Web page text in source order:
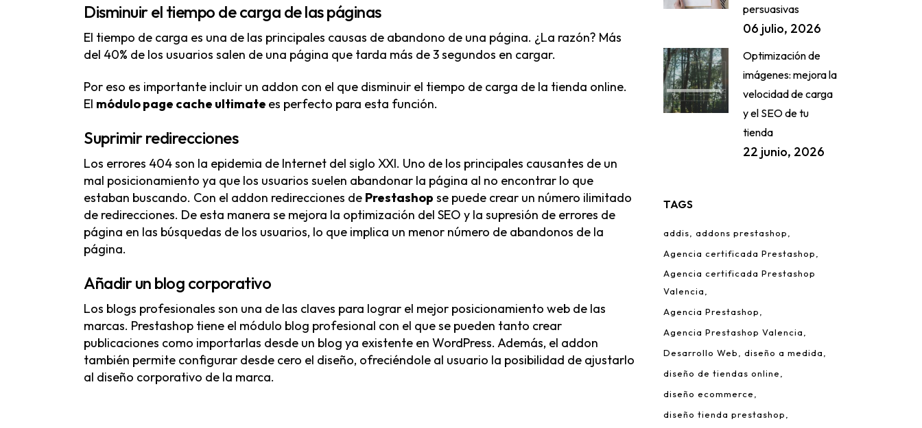
Disminuir el tiempo de carga de las páginas
El tiempo de carga es una de las principales causas de abandono de una página. ¿La razón? Más
del 40% de los usuarios salen de una página que tarda más de 3 segundos en cargar.
Por eso es importante incluir un addon con el que disminuir el tiempo de carga de la tienda online.
El módulo page cache ultimate es perfecto para esta función.
Suprimir redirecciones
Los errores 404 son la epidemia de Internet del siglo XXI. Uno de los principales causantes de un
mal posicionamiento ya que los usuarios suelen abandonar la página al no encontrar lo que
estaban buscando. Con el addon redirecciones de Prestashop se puede crear un número ilimitado
de redirecciones. De esta manera se mejora la optimización del SEO y la supresión de errores de
página en las búsquedas de los usuarios, lo que implica un menor número de abandonos de la
página.
Añadir un blog corporativo
Los blogs profesionales son una de las claves para lograr el mejor posicionamiento web de las
marcas. Prestashop tiene el módulo blog profesional con el que se pueden tanto crear
publicaciones como importarlas desde un blog ya existente en WordPress. Además, el addon
también permite configurar desde cero el diseño, ofreciéndole al usuario la posibilidad de ajustarlo
al diseño corporativo de la marca.
persuasivas
06 julio, 2026
Optimización de
imágenes: mejora la
velocidad de carga
y el SEO de tu
tienda
22 junio, 2026
TAGS
addis
addons prestashop
Agencia certificada Prestashop
Agencia certificada Prestashop
Valencia
Agencia Prestashop
Agencia Prestashop Valencia
Desarrollo Web
diseño a medida
diseño de tiendas online
diseño ecommerce
diseño tienda prestashop